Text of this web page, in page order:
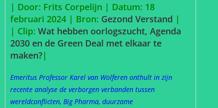
| Door: Frits Corpelijn | Datum: 18
februari 2024 | Bron: Gezond Verstand |
| Clip: Wat hebben oorlogszucht, Agenda
2030 en de Green Deal met elkaar te
maken?|
Emeritus Professor Karel van Wolferen onthult in zijn
recente analyse de verborgen verbanden tussen
wereldconflicten, Big Pharma, duurzame